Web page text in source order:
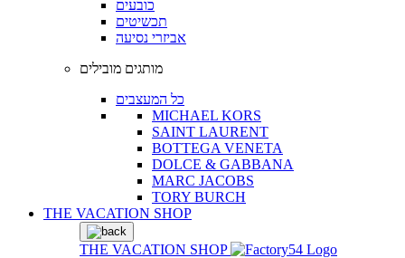
כובעים
תכשיטים
אביזרי נסיעה
מותגים מובילים
כל המעצבים
MICHAEL KORS
SAINT LAURENT
BOTTEGA VENETA
DOLCE & GABBANA
MARC JACOBS
TORY BURCH
THE VACATION SHOP
THE VACATION SHOP